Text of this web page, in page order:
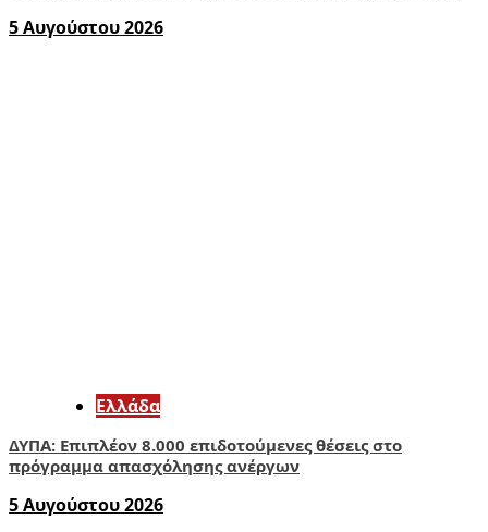
5 Αυγούστου 2026
Ελλάδα
ΔΥΠΑ: Επιπλέον 8.000 επιδοτούμενες θέσεις στο
πρόγραμμα απασχόλησης ανέργων
5 Αυγούστου 2026